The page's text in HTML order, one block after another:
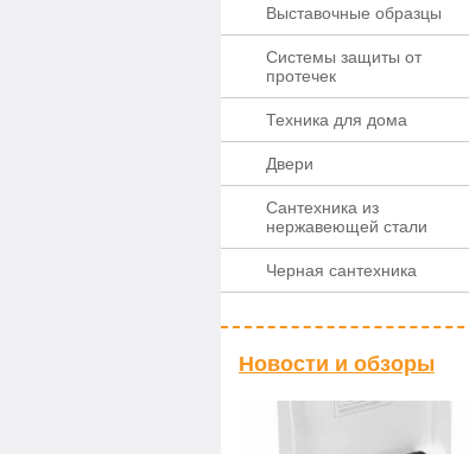
Выставочные образцы
Системы защиты от
протечек
Техника для дома
Двери
Сантехника из
нержавеющей стали
Черная сантехника
Новости и обзоры